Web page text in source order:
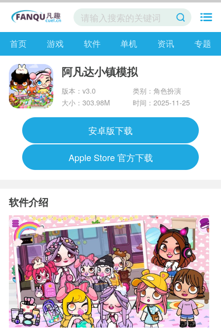
首页 游戏 软件 单机 资讯 专题
阿凡达小镇模拟
版本：v3.0
类别：角色扮演
大小：303.98M
时间：2025-11-25
安卓版下载
Apple Store 官方下载
软件介绍